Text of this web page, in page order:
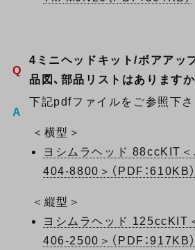
4ミニヘッドキット/ボアアッ
品図、部品リストはありますか
下記pdfファイルをご参照下さ
＜横型＞
ヨシムラヘッド 88ccKIT
404-8800＞（PDF：610KB）
＜縦型＞
ヨシムラヘッド 125ccKIT
406-2500＞（PDF：917KB）